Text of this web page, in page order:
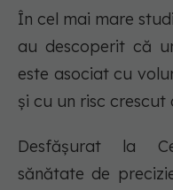
În cel mai mare
au descoperit că
este asociat cu
și cu un risc crescut
Desfășurat la
sănătate de